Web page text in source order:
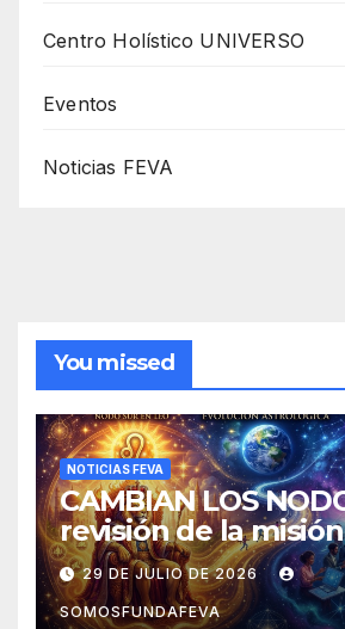
Centro Holístico UNIVERSO
Eventos
Noticias FEVA
You missed
NOTICIAS FEVA
CAMBIAN LOS
revisión de la
experiencias
29 DE JULIO DE 2026
SOMOSFUNDAFEVA